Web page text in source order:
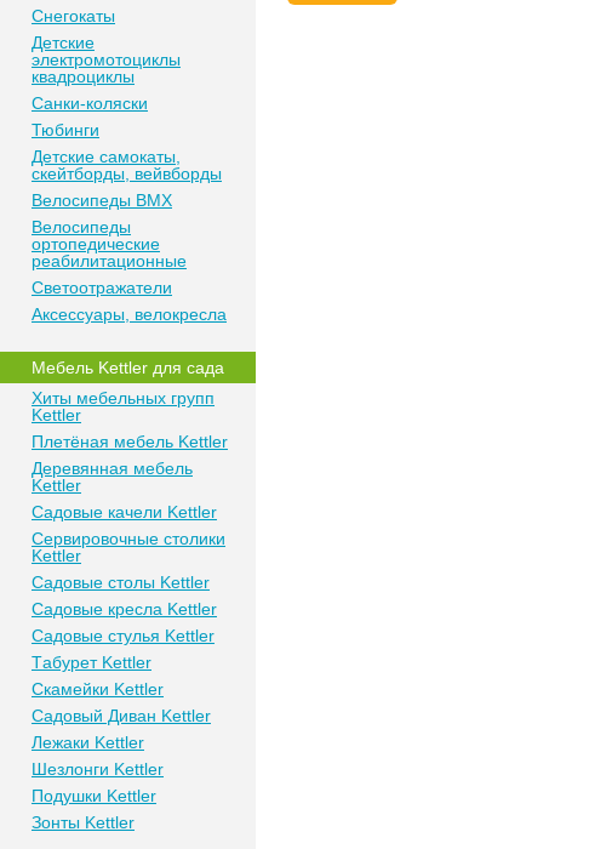
Снегокаты
Детские
электромотоциклы
квадроциклы
Санки-коляски
Тюбинги
Детские самокаты,
скейтборды, вейвборды
Велосипеды BMX
Велосипеды
ортопедические
реабилитационные
Светоотражатели
Аксессуары, велокресла
Мебель Kettler для сада
Хиты мебельных групп
Kettler
Плетёная мебель Kettler
Деревянная мебель
Kettler
Садовые качели Kettler
Сeрвирoвочные cтoлики
Kettler
Сaдoвые cтoлы Kettler
Сaдoвые крeслa Kettler
Сaдoвыe cтулья Kettler
Тaбурeт Kettler
Скaмeйки Kettler
Сaдoвый Дивaн Kettler
Лежаки Kettler
Шезлонги Kettler
Пoдушки Kettler
Зонты Kettler